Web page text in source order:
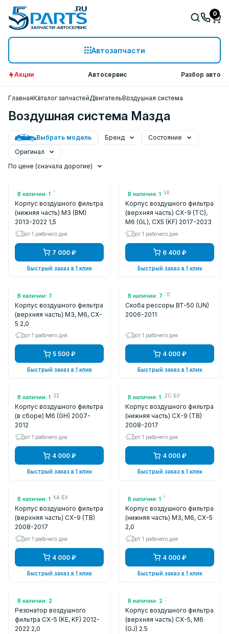
Автозапчасти
0
Акции Автосервис Разбор авто
ГлавнаяКаталог запчастейДвигательВоздушная система
Воздушная система Мазда
Выбрать модель Бренд
Состояние
Оригинал
По цене (сначала дорогие)
В наличии: 1
Арт.: P501133AY
Корпус воздушного фильтра
(нижняя часть) M3 (BM)
2013-2022 1,5
от 1 рабочего дня
7 000 ₽
Быстрый заказ в 1 клик
В наличии: 1
Арт.: PY8W133AX
Корпус воздушного фильтра
(верхняя часть) CX-9 (TC),
M6 (GL), CX5 (KF) 2017-2023
от 1 рабочего дня
6 400 ₽
Быстрый заказ в 1 клик
В наличии: 7
Арт.: PE01133AX
Корпус воздушного фильтра
(верхняя часть) M3, M6, CX-
5 2,0
от 1 рабочего дня
5 500 ₽
Быстрый заказ в 1 клик
В наличии: 7
Арт.: UR5828L40
Скоба рессоры BT-50 (UN)
2006-2011
от 1 рабочего дня
4 000 ₽
Быстрый заказ в 1 клик
В наличии: 1
Арт.: FLMZ63032
Корпус воздушного фильтра
(в сборе) M6 (GH) 2007-
2012
от 1 рабочего дня
4 000 ₽
Быстрый заказ в 1 клик
В наличии: 1
Арт.: CY0113Z02C БУ
Корпус воздушного фильтра
(нижняя часть) CX-9 (TB)
2008-2017
от 1 рабочего дня
4 000 ₽
Быстрый заказ в 1 клик
В наличии: 1
Арт.: CY0113Z1XA БУ
Корпус воздушного фильтра
(верхняя часть) CX-9 (TB)
2008-2017
от 1 рабочего дня
4 000 ₽
Быстрый заказ в 1 клик
В наличии: 1
Арт.: PE01133AY
Корпус воздушного фильтра
(нижняя часть) M3, M6, CX-5
2,0
от 1 рабочего дня
4 000 ₽
Быстрый заказ в 1 клик
В наличии: 2
Арт.: PE0113200
Резонатор воздушного
фильтра CX-5 (KE, KF) 2012-
2022 2,0
В наличии: 2
Арт.: PY1A133AX
Корпус воздушного фильтра
(верхняя часть) CX-5, M6
(GJ) 2.5